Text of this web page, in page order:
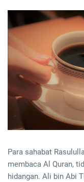
Para sahabat
membaca Al Quran,
hidangan. Ali bin Abi